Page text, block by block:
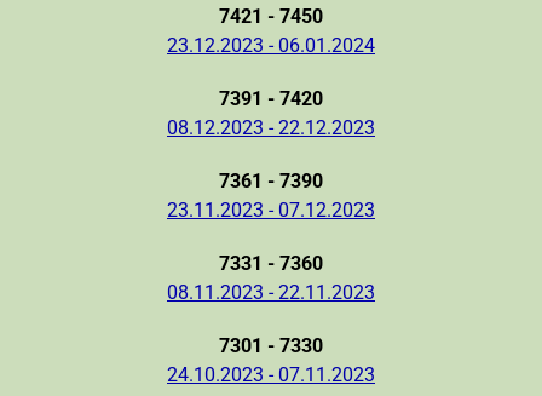
7421 - 7450
23.12.2023 - 06.01.2024
7391 - 7420
08.12.2023 - 22.12.2023
7361 - 7390
23.11.2023 - 07.12.2023
7331 - 7360
08.11.2023 - 22.11.2023
7301 - 7330
24.10.2023 - 07.11.2023